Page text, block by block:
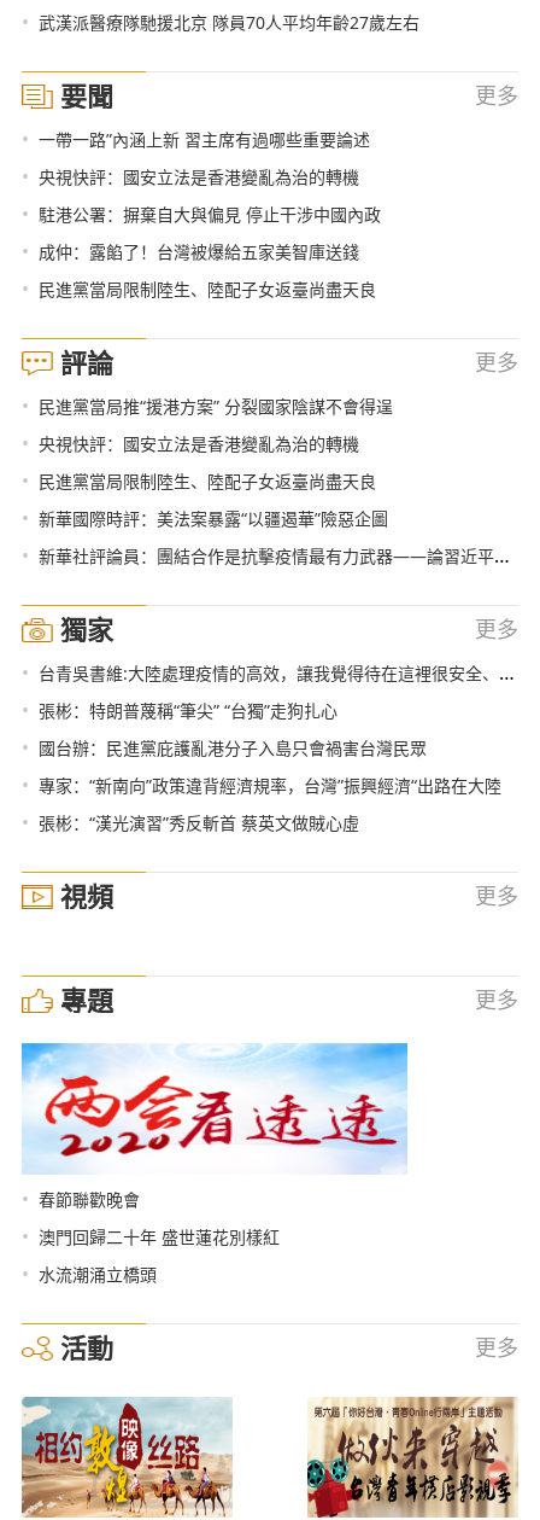
• 武漢派醫療隊馳援北京 隊員70人平均年齡27歲左右
要聞 更多
• 一帶一路”內涵上新 習主席有過哪些重要論述
• 央視快評：國安立法是香港變亂為治的轉機
• 駐港公署：摒棄自大與偏見 停止干涉中國內政
• 成仲：露餡了！台灣被爆給五家美智庫送錢
• 民進黨當局限制陸生、陸配子女返臺尚盡天良
評論 更多
• 民進黨當局推“援港方案” 分裂國家陰謀不會得逞
• 央視快評：國安立法是香港變亂為治的轉機
• 民進黨當局限制陸生、陸配子女返臺尚盡天良
• 新華國際時評：美法案暴露“以疆遏華”險惡企圖
• 新華社評論員：團結合作是抗擊疫情最有力武器——論習近平主席在中非團結抗疫特別峰會主旨講話
獨家 更多
• 台青吳書維:大陸處理疫情的高效，讓我覺得待在這裡很安全、安心
• 張彬：特朗普蔑稱“筆尖” “台獨”走狗扎心
• 國台辦：民進黨庇護亂港分子入島只會禍害台灣民眾
• 專家：“新南向”政策違背經濟規率，台灣”振興經濟“出路在大陸
• 張彬：“漢光演習”秀反斬首 蔡英文做賊心虛
視頻 更多
專題 更多
• 春節聯歡晚會
• 澳門回歸二十年 盛世蓮花別樣紅
• 水流潮涌立橋頭
活動 更多